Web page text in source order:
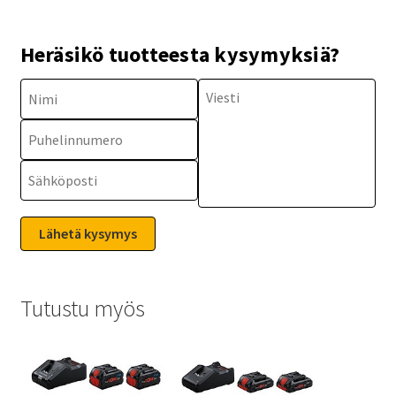
Heräsikö tuotteesta kysymyksiä?
Tutustu myös